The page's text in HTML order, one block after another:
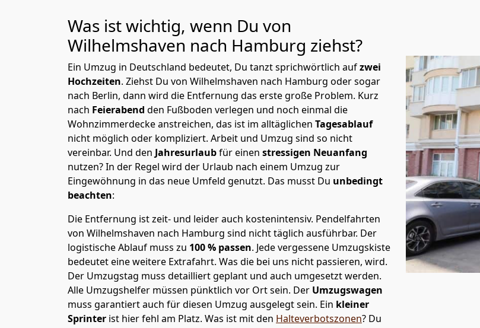
Was ist wichtig, wenn Du von
Wilhelmshaven nach Hamburg ziehst?
Ein Umzug in Deutschland bedeutet, Du tanzt sprichwörtlich aufzwei
Hochzeiten. Ziehst Du von Wilhelmshaven nach Hamburg oder sogar
nach Berlin, dann wird die Entfernung das erste große Problem. Kurz
nach Feierabend den Fußboden verlegen und noch einmal die
Wohnzimmerdecke anstreichen, das ist im alltäglichen Tagesablauf
nicht möglich oder kompliziert. Arbeit und Umzug sind so nicht
vereinbar. Und den Jahresurlaubfür einen stressigen Neuanfang
nutzen? In der Regel wird der Urlaub nach einem Umzug zur
Eingewöhnung in das neue Umfeld genutzt. Das musst Du unbedingt
beachten:
Die Entfernung ist zeit- und leider auch kostenintensiv. Pendelfahrten
von Wilhelmshaven nach Hamburg sind nicht täglich ausführbar. Der
logistische Ablauf muss zu 100 % passen. Jede vergessene Umzugskiste
bedeutet eine weitere Extrafahrt. Was die bei uns nicht passieren, wird.
Der Umzugstag muss detailliert geplant und auch umgesetzt werden.
Alle Umzugshelfer müssen pünktlich vor Ort sein. Der Umzugswagen
muss garantiert auch für diesen Umzug ausgelegt sein. Ein kleiner
Sprinter ist hier fehl am Platz. Was ist mit den Halteverbotszonen? Du